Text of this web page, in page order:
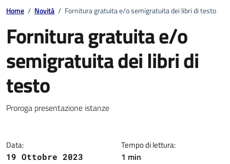
Home / Novità / Fornitura gratuita e/o semigratuita dei libri di testo
Fornitura gratuita e/o
semigratuita dei libri di
testo
Dettagli della notizia
Proroga presentazione istanze
Data:
19 Ottobre 2023
Tempo di lettura:
1 min